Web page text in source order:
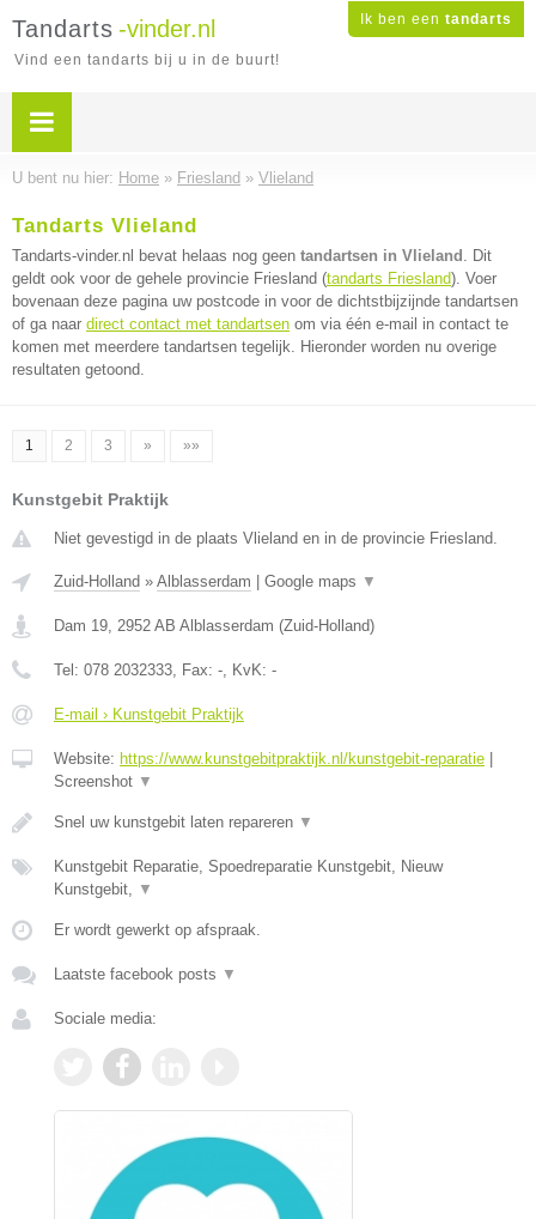
Ik ben een tandarts
Tandarts -vinder.nl
Vind een tandarts bij u in de buurt!
U bent nu hier: Home » Friesland » Vlieland
Tandarts Vlieland
Tandarts-vinder.nl bevat helaas nog geen tandartsen in Vlieland . Dit
geldt ook voor de gehele provincie Friesland (tandarts Friesland). Voer
bovenaan deze pagina uw postcode in voor de dichtstbijzijnde tandartsen
of ga naar direct contact met tandartsen om via één e-mail in contact te
komen met meerdere tandartsen tegelijk. Hieronder worden nu overige
resultaten getoond.
1 2 3 » »»
Kunstgebit Praktijk
Niet gevestigd in de plaats Vlieland en in de provincie Friesland.
Zuid-Holland » Alblasserdam Google maps ▼
Dam 19, 2952 AB Alblasserdam (Zuid-Holland)
Tel: 078 2032333, Fax: -, KvK: -
E-mail › Kunstgebit Praktijk
Website: https://www.kunstgebitpraktijk.nl/kunstgebit-reparatie
Screenshot ▼
Snel uw kunstgebit laten repareren ▼
Kunstgebit Reparatie, Spoedreparatie Kunstgebit, Nieuw
Kunstgebit, ▼
Er wordt gewerkt op afspraak.
Laatste facebook posts ▼
Sociale media: